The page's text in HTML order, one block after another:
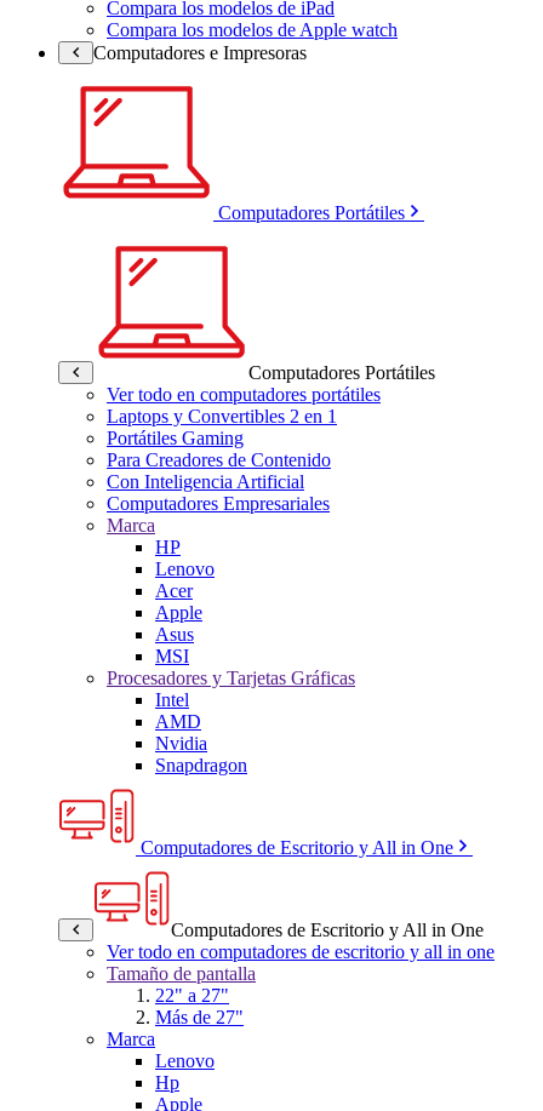
Compara los modelos de iPad
Compara los modelos de Apple watch
Computadores e Impresoras
Computadores Portátiles
Computadores Portátiles
Ver todo en computadores portátiles
Laptops y Convertibles 2 en 1
Portátiles Gaming
Para Creadores de Contenido
Con Inteligencia Artificial
Computadores Empresariales
Marca
HP
Lenovo
Acer
Apple
Asus
MSI
Procesadores y Tarjetas Gráficas
Intel
AMD
Nvidia
Snapdragon
Computadores de Escritorio y All in One
Computadores de Escritorio y All in One
Ver todo en computadores de escritorio y all in one
Tamaño de pantalla
22" a 27"
Más de 27"
Marca
Lenovo
Hp
Apple